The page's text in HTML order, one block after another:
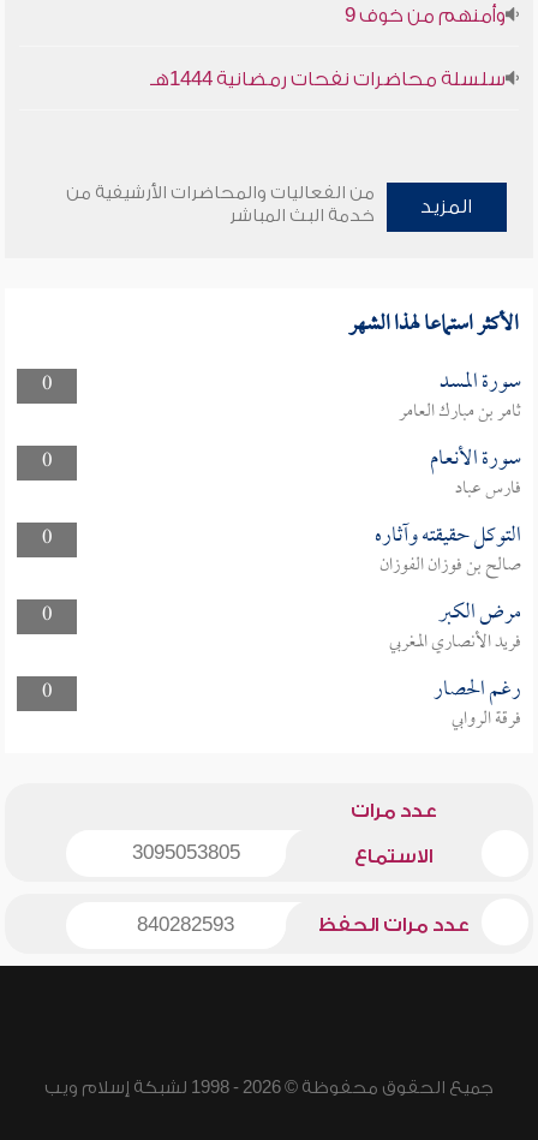
وأمنهم من خوف 9
سلسلة محاضرات نفحات رمضانية 1444هـ
المزيد
من الفعاليات والمحاضرات الأرشيفية من
خدمة البث المباشر
الأكثر استماعا لهذا الشهر
0 سورة المسد
ثامر بن مبارك العامر
0
سورة الأنعام
فارس عباد
0
التوكل حقيقته وآثاره
صالح بن فوزان الفوزان
0
مرض الكبر
فريد الأنصاري المغربي
0
رغم الحصار
فرقة الروابي
عدد مرات
الاستماع 3095053805
عدد مرات الحفظ 840282593
جميع الحقوق محفوظة © 2026 - 1998 لشبكة إسلام ويب